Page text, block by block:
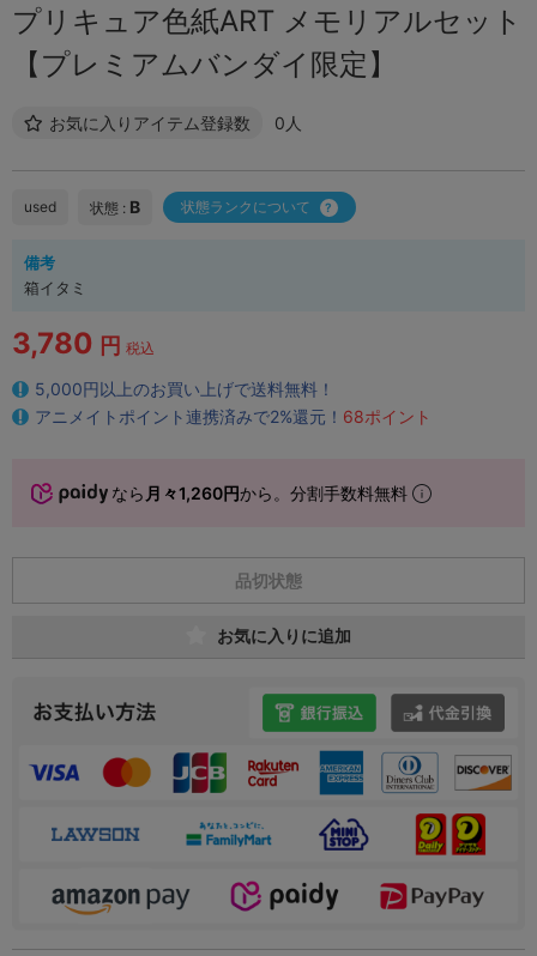
プリキュア色紙ART メモリアルセット
【プレミアムバンダイ限定】
お気に入りアイテム登録数 0人
used 状態 : B 状態ランクについて
備考
箱イタミ
3,780 円 税込
5,000円以上のお買い上げで送料無料！
アニメイトポイント連携済みで2%還元！ 68ポイント
なら 月々1,260円から。分割手数料無料
品切状態
お気に入りに追加